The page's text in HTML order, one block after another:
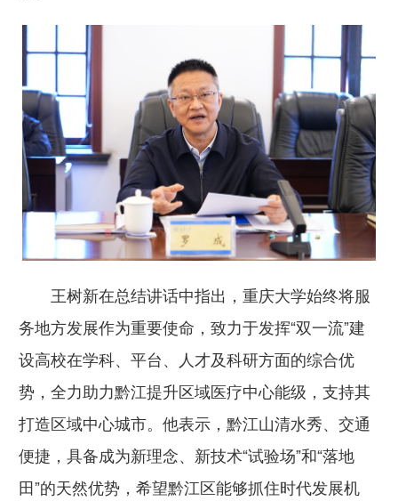
王树新在总结讲话中指出，重庆大学始终将服
务地方发展作为重要使命，致力于发挥“双一流”建
设高校在学科、平台、人才及科研方面的综合优
势，全力助力黔江提升区域医疗中心能级，支持其
打造区域中心城市。他表示，黔江山清水秀、交通
便捷，具备成为新理念、新技术“试验场”和“落地
田”的天然优势，希望黔江区能够抓住时代发展机